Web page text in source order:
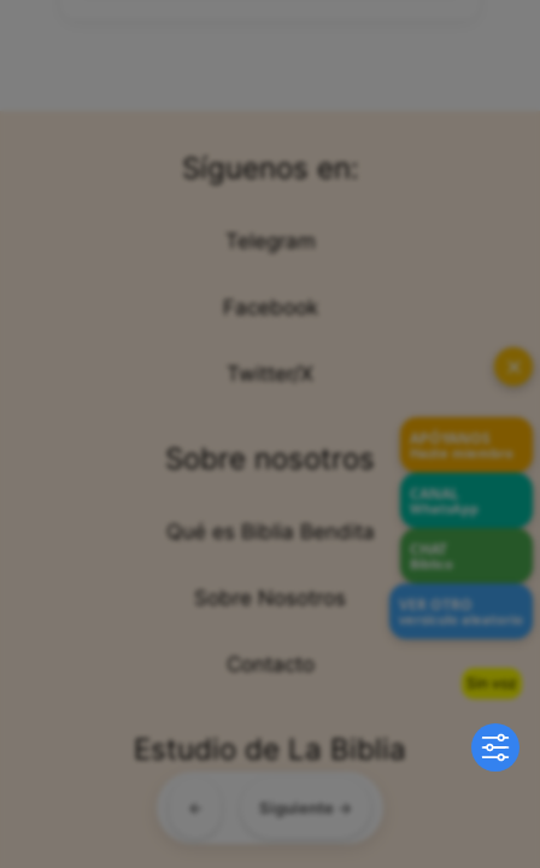
← Siguiente →
Sin voz
Síguenos en:
Telegram
Facebook
Twitter/X
Sobre nosotros
Qué es Biblia Bendita
Sobre Nosotros
Contacto
Estudio de La Biblia
Blog
✕
APÓYANOS
Hazte miembro
CANAL
WhatsApp
CHAT
Bíblico
VER OTRO
versículo aleatorio